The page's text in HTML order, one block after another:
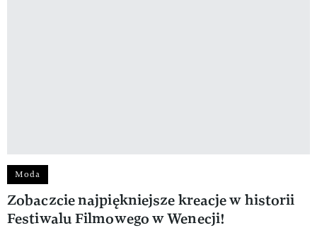
Moda
Zobaczcie najpiękniejsze kreacje w historii
Festiwalu Filmowego w Wenecji!